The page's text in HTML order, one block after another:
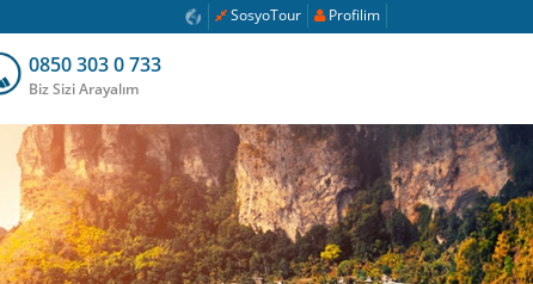
Profilim
SosyoTour
0850 303 0 733
Biz Sizi Arayalım